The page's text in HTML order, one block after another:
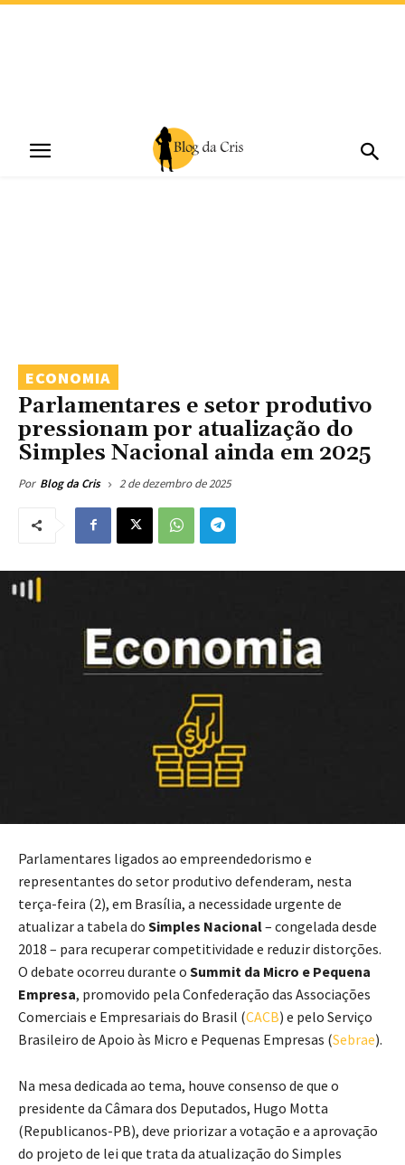
ECONOMIA
Parlamentares e setor produtivo
pressionam por atualização do
Simples Nacional ainda em 2025
Por Blog da Cris 2 de dezembro de 2025
Parlamentares ligados ao empreendedorismo e
representantes do setor produtivo defenderam, nesta
terça-feira (2), em Brasília, a necessidade urgente de
atualizar a tabela do Simples Nacional– congelada desde
2018 – para recuperar competitividade e reduzir distorções.
O debate ocorreu durante o Summit da Micro e Pequena
Empresa, promovido pela Confederação das Associações
Comerciais e Empresariais do Brasil (CACB) e pelo Serviço
Brasileiro de Apoio às Micro e Pequenas Empresas (Sebrae).
Na mesa dedicada ao tema, houve consenso de que o
presidente da Câmara dos Deputados, Hugo Motta
(Republicanos-PB), deve priorizar a votação e a aprovação
do projeto de lei que trata da atualização do Simples